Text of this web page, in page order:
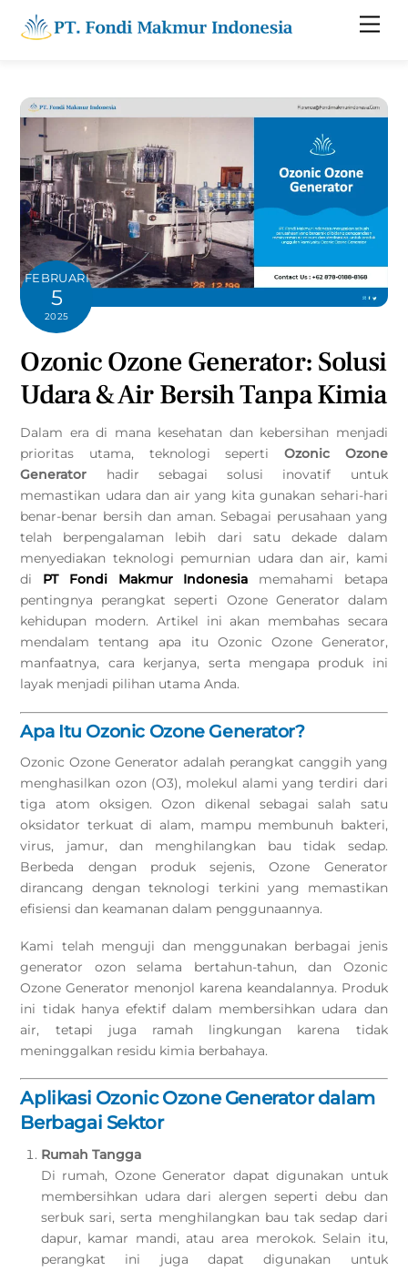
FEBRUARI
5
2025
Ozonic Ozone Generator: Solusi
Udara & Air Bersih Tanpa Kimia
Dalam era di mana kesehatan dan kebersihan menjadi
prioritas utama, teknologi seperti Ozonic Ozone
Generator hadir sebagai solusi inovatif untuk
memastikan udara dan air yang kita gunakan sehari-hari
benar-benar bersih dan aman. Sebagai perusahaan yang
telah berpengalaman lebih dari satu dekade dalam
menyediakan teknologi pemurnian udara dan air, kami
di PT Fondi Makmur Indonesia memahami betapa
pentingnya perangkat seperti Ozone Generator dalam
kehidupan modern. Artikel ini akan membahas secara
mendalam tentang apa itu Ozonic Ozone Generator,
manfaatnya, cara kerjanya, serta mengapa produk ini
layak menjadi pilihan utama Anda.
Apa Itu Ozonic Ozone Generator?
Ozonic Ozone Generator adalah perangkat canggih yang
menghasilkan ozon (O3), molekul alami yang terdiri dari
tiga atom oksigen. Ozon dikenal sebagai salah satu
oksidator terkuat di alam, mampu membunuh bakteri,
virus, jamur, dan menghilangkan bau tidak sedap.
Berbeda dengan produk sejenis, Ozone Generator
dirancang dengan teknologi terkini yang memastikan
efisiensi dan keamanan dalam penggunaannya.
Kami telah menguji dan menggunakan berbagai jenis
generator ozon selama bertahun-tahun, dan Ozonic
Ozone Generator menonjol karena keandalannya. Produk
ini tidak hanya efektif dalam membersihkan udara dan
air, tetapi juga ramah lingkungan karena tidak
meninggalkan residu kimia berbahaya.
Aplikasi Ozonic Ozone Generator dalam
Berbagai Sektor
Rumah Tangga
Di rumah, Ozone Generator dapat digunakan untuk
membersihkan udara dari alergen seperti debu dan
serbuk sari, serta menghilangkan bau tak sedap dari
dapur, kamar mandi, atau area merokok. Selain itu,
perangkat ini juga dapat digunakan untuk